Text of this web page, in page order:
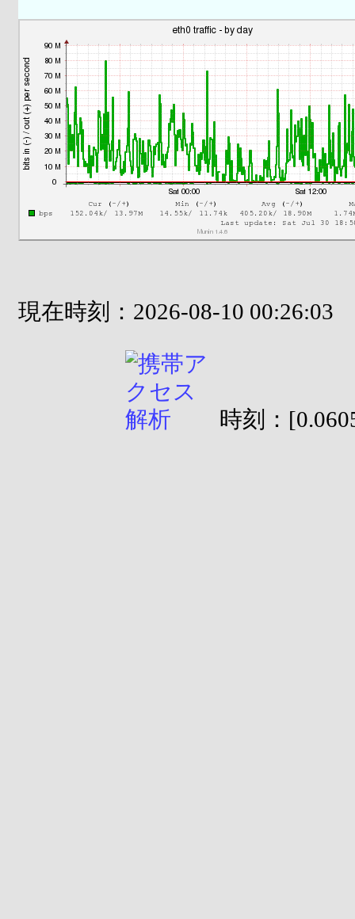
現在時刻：2026-08-10 00:26:03
時刻：